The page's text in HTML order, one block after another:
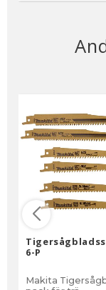
6-P
Makita